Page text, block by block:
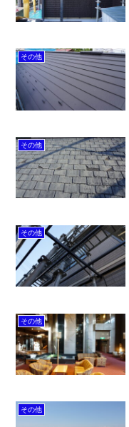
その他
その他
その他
その他
その他